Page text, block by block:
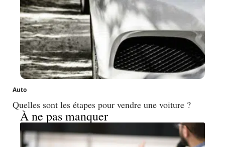
Auto
Quelles sont les étapes pour vendre une voiture ?
À ne pas manquer